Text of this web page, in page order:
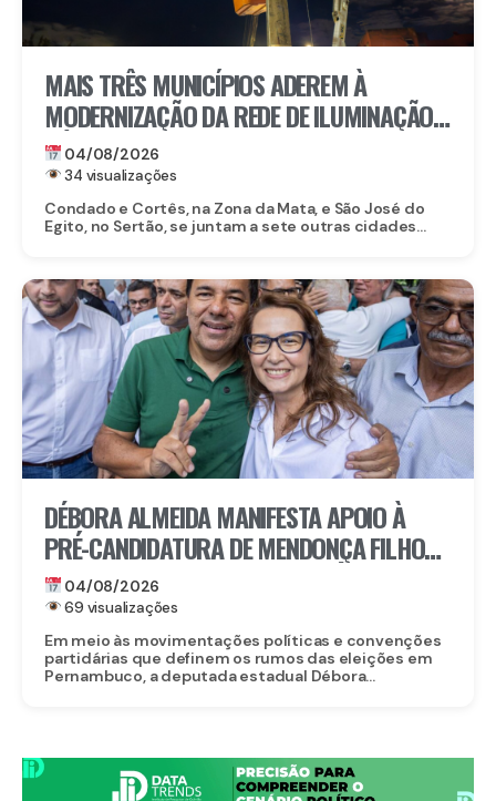
MAIS TRÊS MUNICÍPIOS ADEREM À
MODERNIZAÇÃO DA REDE DE ILUMINAÇÃO
PÚBLICA COM O ILUMINA PERNAMBUCO
04/08/2026
34 visualizações
Condado e Cortês, na Zona da Mata, e São José do
Egito, no Sertão, se juntam a sete outras cidades...
DÉBORA ALMEIDA MANIFESTA APOIO À
PRÉ-CANDIDATURA DE MENDONÇA FILHO
AO SENADO E DESTACA TRAJETÓRIA DO
PARLAMENTAR
04/08/2026
69 visualizações
Em meio às movimentações políticas e convenções
partidárias que definem os rumos das eleições em
Pernambuco, a deputada estadual Débora...